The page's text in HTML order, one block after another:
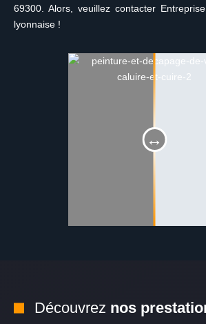
69300. Alors, veuillez contacter
lyonnaise !
Découvrez nos